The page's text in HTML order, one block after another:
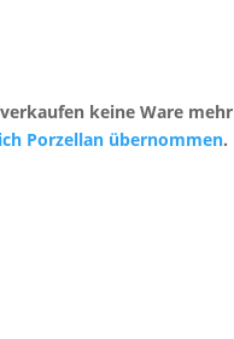
keine Ware
Porzellan übernommen.